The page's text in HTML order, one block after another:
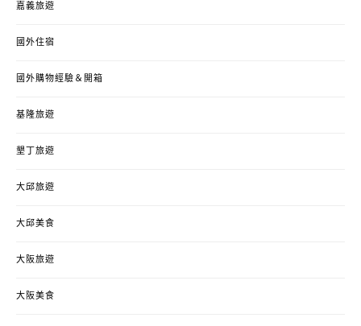
嘉義旅遊
國外住宿
國外購物經驗＆開箱
基隆旅遊
墾丁旅遊
大邱旅遊
大邱美食
大阪旅遊
大阪美食